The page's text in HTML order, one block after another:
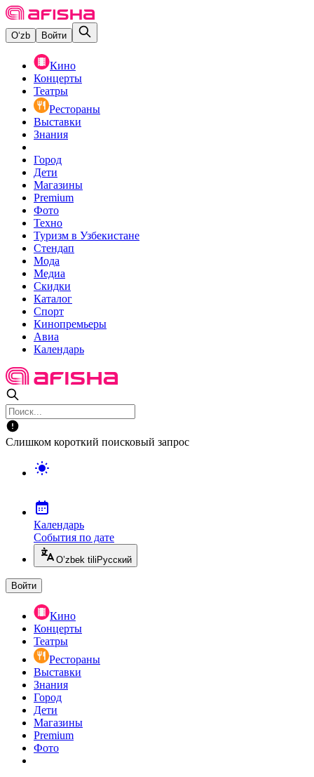
O‘zb Войти
Кино
Концерты
Театры
Рестораны
Выставки
Знания
Город
Дети
Магазины
Premium
Фото
Техно
Туризм в Узбекистане
Стендап
Мода
Медиа
Скидки
Каталог
Спорт
Кинопремьеры
Авиа
Календарь
Слишком короткий поисковый запрос
Календарь
События по дате
O’zbek tili Русский
Войти
Кино
Концерты
Театры
Рестораны
Выставки
Знания
Город
Дети
Магазины
Premium
Фото